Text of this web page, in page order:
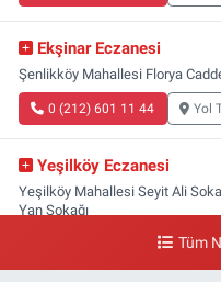
Ekşinar Eczanesi
Şenlikköy Mahallesi Florya
0 (212) 601 11 44 Yol
Yeşilköy Eczanesi
Yeşilköy Mahallesi Seyit Ali
Yan Sokağı
Yol
Tüm